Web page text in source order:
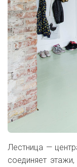
Лестница —
соединяет